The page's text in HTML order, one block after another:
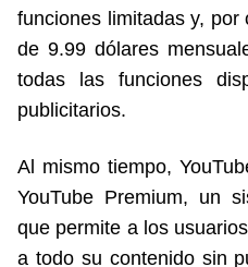
funciones limitadas y,
de 9.99 dólares
todas las funciones
publicitarios.
Al mismo tiempo,
YouTube Premium, un
que permite a los
a todo su contenido sin